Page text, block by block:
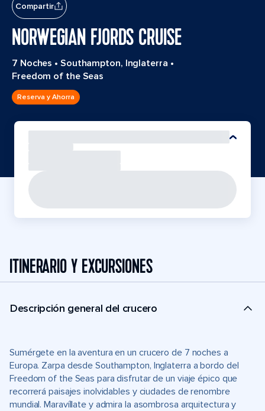
Compartir
NORWEGIAN FJORDS CRUISE
7 Noches • Southampton, Inglaterra •
Freedom of the Seas
Reserva y Ahorra
ITINERARIO Y EXCURSIONES
Descripción general del crucero
Sumérgete en la aventura en un crucero de 7 noches a
Europa. Zarpa desde Southampton, Inglaterra a bordo del
Freedom of the Seas para disfrutar de un viaje épico que
recorrerá paisajes inolvidables y ciudades de renombre
mundial. Maravíllate y admira la asombrosa arquitectura y